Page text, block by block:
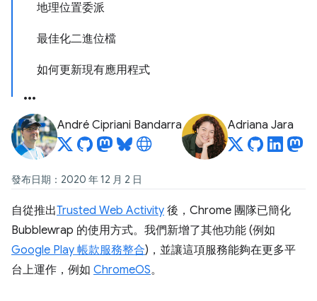
地理位置委派
最佳化二進位檔
如何更新現有應用程式
André Cipriani Bandarra Adriana Jara
發布日期：2020 年 12 月 2 日
自從推出Trusted Web Activity 後，Chrome 團隊已簡化
Bubblewrap 的使用方式。我們新增了其他功能 (例如
Google Play 帳款服務整合)，並讓這項服務能夠在更多平
台上運作，例如 ChromeOS。